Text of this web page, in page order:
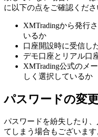
に以下の点をご確認くださ
XMTradingから発行
いるか
口座開設時に受信し
デモ口座とリアル口
XMTrading公式のメ
しく選択しているか
パスワードの変
パスワードを紛失したり
てしまう場合もございま